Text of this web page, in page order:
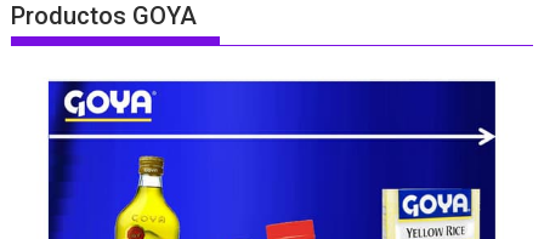
Productos GOYA